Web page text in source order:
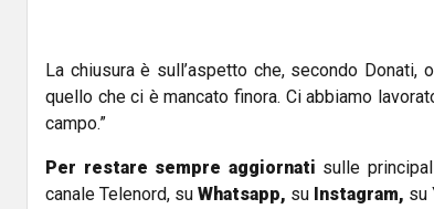
La chiusura è sull’aspetto che, secondo Donati,
quello che ci è mancato finora. Ci abbiamo
campo.”
Per restare sempre aggiornati sulle
canale Telenord, su Whatsapp, su Instagram, su